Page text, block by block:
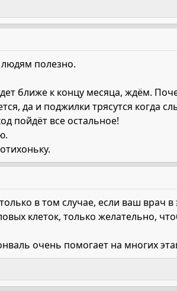
людям полезно.
ближе к концу месяца, ждём.
да и поджилки трясутся когда
пойдёт все остальное!
в том случае, если ваш врач в
клеток, только желательно,
очень помогает на многих